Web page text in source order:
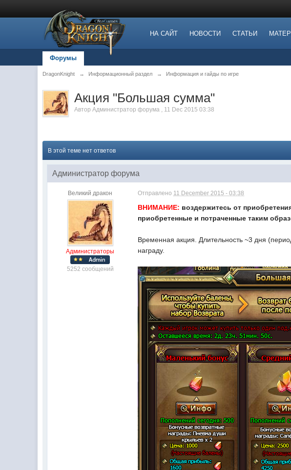
НА САЙТ НОВОСТИ СТАТЬИ
Форумы
DragonKnight → Информационный раздел → Информация и гайды по игре
Акция "Большая сумма"
АвторАдминистратор форума , 11 Dec 2015 03:38
В этой теме нет ответов
Администратор форума
Великий дракон
Администраторы
5252 сообщений
Отправлено 11 December 2015 - 03:38
ВНИМАНИЕ: воздержитесь от
приобретенные и потраченные таким
Временная акция. Длительность ~3 дня
награду.